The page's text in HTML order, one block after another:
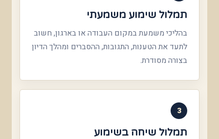
תמלול שימוע משמעתי
בהליכי משמעת במקום העבודה או בארגון, חשוב
לתעד את הטענות, התגובות, ההסברים ומהלך הדיון
בצורה מסודרת.
3
תמלול שיחה בשימוע